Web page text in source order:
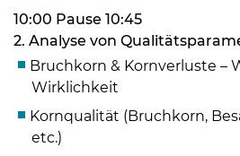
10:00 Pause 10:45
2. Analyse von
Bruchkorn & Kornverluste –
Wirklichkeit
Kornqualität (Bruchkorn,
etc.)